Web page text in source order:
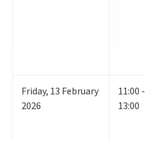
Friday, 13 February
2026
11:00 -
13:00